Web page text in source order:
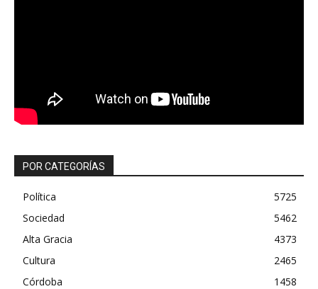
POR CATEGORÍAS
Política
5725
Sociedad
5462
Alta Gracia
4373
Cultura
2465
Córdoba
1458